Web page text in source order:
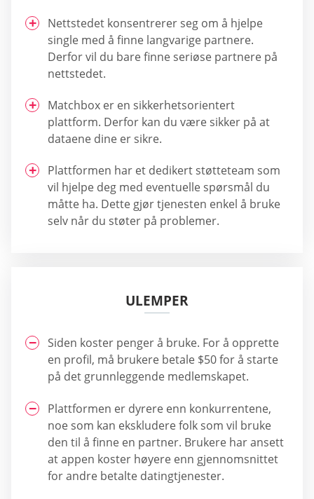
Nettstedet konsentrerer seg om å hjelpe
single med å finne langvarige partnere.
Derfor vil du bare finne seriøse partnere på
nettstedet.
Matchbox er en sikkerhetsorientert
plattform. Derfor kan du være sikker på at
dataene dine er sikre.
Plattformen har et dedikert støtteteam som
vil hjelpe deg med eventuelle spørsmål du
måtte ha. Dette gjør tjenesten enkel å bruke
selv når du støter på problemer.
ULEMPER
Siden koster penger å bruke. For å opprette
en profil, må brukere betale $50 for å starte
på det grunnleggende medlemskapet.
Plattformen er dyrere enn konkurrentene,
noe som kan ekskludere folk som vil bruke
den til å finne en partner. Brukere har ansett
at appen koster høyere enn gjennomsnittet
for andre betalte datingtjenester.